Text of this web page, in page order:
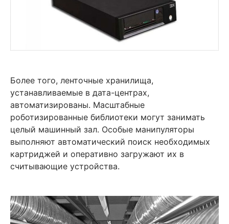
Более того, ленточные хранилища,
устанавливаемые в дата-центрах,
автоматизированы. Масштабные
роботизированные библиотеки могут занимать
целый машинный зал. Особые манипуляторы
выполняют автоматический поиск необходимых
картриджей и оперативно загружают их в
считывающие устройства.